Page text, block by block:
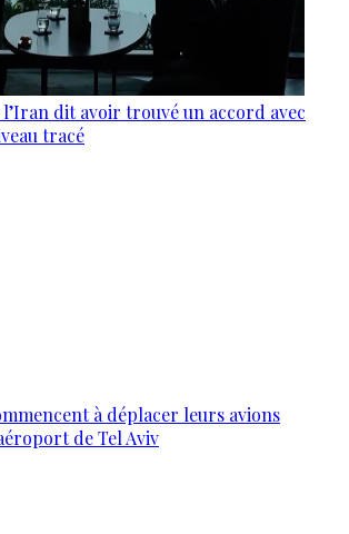
dit avoir trouvé un accord avec
tracé
à déplacer leurs avions
de Tel Aviv